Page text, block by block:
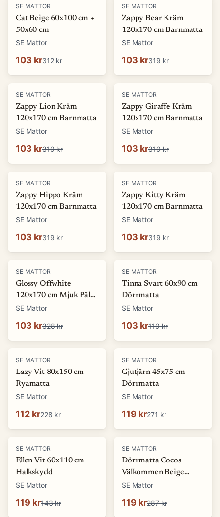
-67%
SE MATTOR
Cat Beige 60x100 cm +
50x60 cm
SE Mattor
103 kr312 kr
-68%
SE MATTOR
Zappy Bear Kräm
120x170 cm Barnmatta
SE Mattor
103 kr319 kr
-68%
SE MATTOR
Zappy Lion Kräm
120x170 cm Barnmatta
SE Mattor
103 kr319 kr
-68%
SE MATTOR
Zappy Giraffe Kräm
120x170 cm Barnmatta
SE Mattor
103 kr319 kr
-68%
SE MATTOR
Zappy Hippo Kräm
120x170 cm Barnmatta
SE Mattor
103 kr319 kr
-68%
SE MATTOR
Zappy Kitty Kräm
120x170 cm Barnmatta
SE Mattor
103 kr319 kr
-69%
SE MATTOR
Glossy Offwhite
120x170 cm Mjuk Päls-
look Matta
SE Mattor
103 kr328 kr
-13 %
SE MATTOR
Tinna Svart 60x90 cm
Dörrmatta
SE Mattor
103 kr119 kr
-51 %
SE MATTOR
Lazy Vit 80x150 cm
Ryamatta
SE Mattor
112 kr228 kr
-56%
SE MATTOR
Gjutjärn 45x75 cm
Dörrmatta
SE Mattor
119 kr271 kr
-17 %
SE MATTOR
Ellen Vit 60x110 cm
Halkskydd
SE Mattor
119 kr143 kr
-58%
SE MATTOR
Dörrmatta Cocos
Välkommen Beige
45x75 cm
SE Mattor
119 kr287 kr